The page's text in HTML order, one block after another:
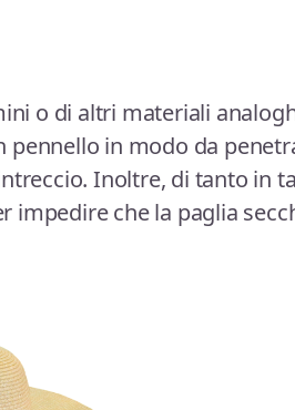
o di altri materiali
in modo da
Inoltre, di tanto in
che la paglia